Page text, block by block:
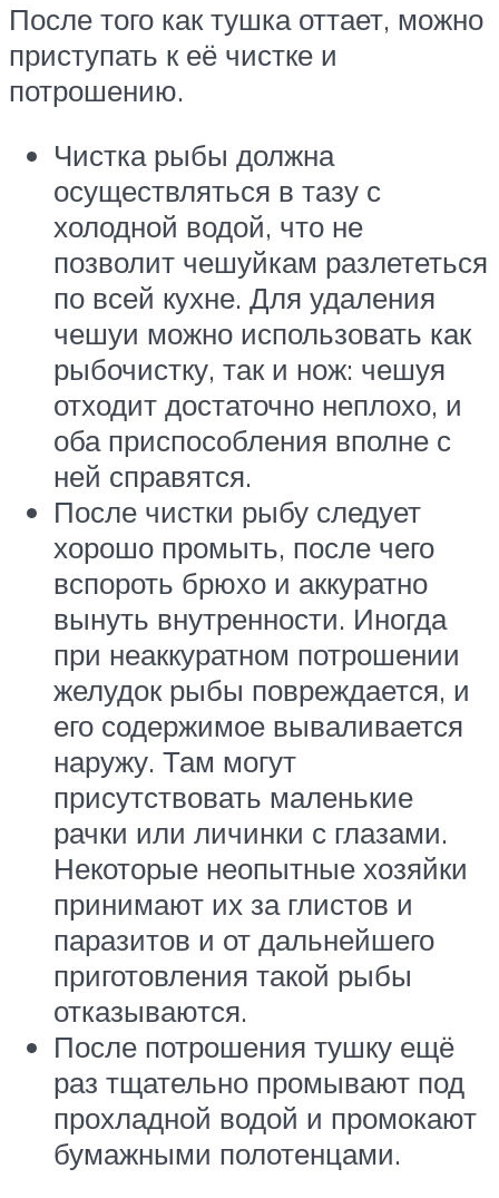
После того как тушка оттает, можно
приступать к её чистке и
потрошению.
Чистка рыбы должна
осуществляться в тазу с
холодной водой, что не
позволит чешуйкам разлететься
по всей кухне. Для удаления
чешуи можно использовать как
рыбочистку, так и нож: чешуя
отходит достаточно неплохо, и
оба приспособления вполне с
ней справятся.
После чистки рыбу следует
хорошо промыть, после чего
вспороть брюхо и аккуратно
вынуть внутренности. Иногда
при неаккуратном потрошении
желудок рыбы повреждается, и
его содержимое вываливается
наружу. Там могут
присутствовать маленькие
рачки или личинки с глазами.
Некоторые неопытные хозяйки
принимают их за глистов и
паразитов и от дальнейшего
приготовления такой рыбы
отказываются.
После потрошения тушку ещё
раз тщательно промывают под
прохладной водой и промокают
бумажными полотенцами.